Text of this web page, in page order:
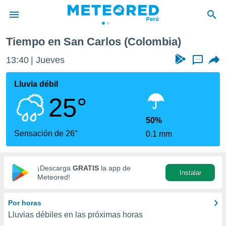
de
ha sido
para
que se
calidad.
a este
las
y
digital
basada
Tiempo en San Carlos (Colombia)
13:40 Jueves ...
Lluvia débil
25°
Sensación de 26°
50%
0.1 mm
¡Descarga GRATIS la app de
Meteored!
Instalar
Por horas
Lluvias débiles en las próximas horas